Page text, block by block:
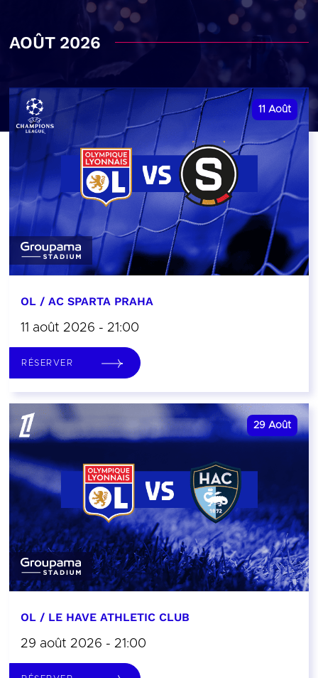
AOÛT 2026
11 Août
OL / AC SPARTA PRAHA
11 août 2026 - 21:00
RÉSERVER
29 Août
OL / LE HAVE ATHLETIC CLUB
29 août 2026 - 21:00